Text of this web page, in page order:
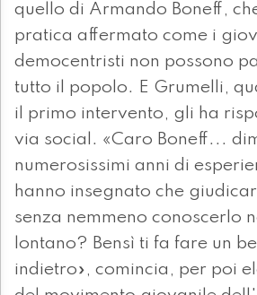
quello di Armando Boneff,
pratica affermato come i
democentristi non possono
tutto il popolo. E Grumelli,
il primo intervento, gli ha
via social. «Caro Boneff...
numerosissimi anni di
hanno insegnato che
senza nemmeno conoscerlo
lontano? Bensì ti fa fare un
indietro», comincia, per poi